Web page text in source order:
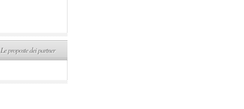
Le proposte dei partner